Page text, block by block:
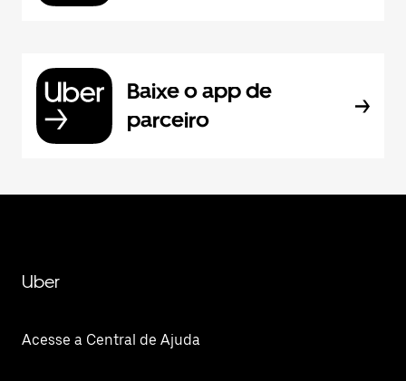
Baixe o app de
parceiro
Uber
Acesse a Central de Ajuda